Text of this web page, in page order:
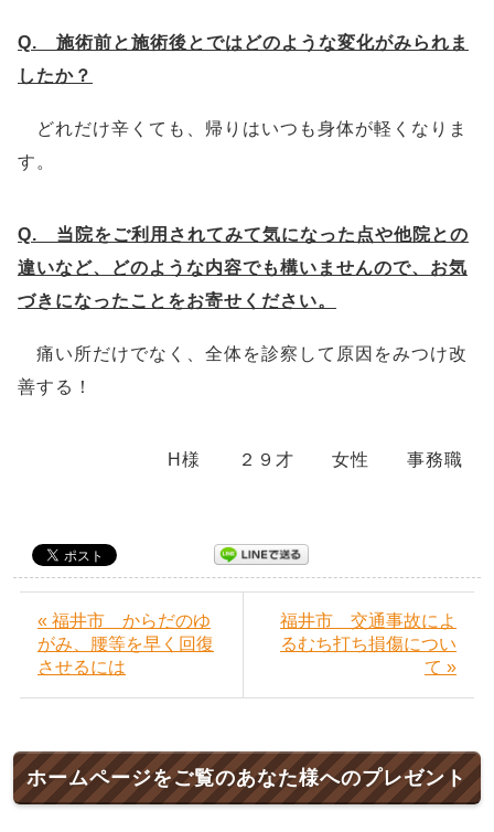
Q. 施術前と施術後とではどのような変化がみられま
したか？
どれだけ辛くても、帰りはいつも身体が軽くなりま
す。
Q. 当院をご利用されてみて気になった点や他院との
違いなど、どのような内容でも構いませんので、お気
づきになったことをお寄せください。
痛い所だけでなく、全体を診察して原因をみつけ改
善する！
H様 ２９才 女性 事務職
« 福井市 からだのゆ
がみ、腰等を早く回復
させるには
福井市 交通事故によ
るむち打ち損傷につい
て »
ホームページをご覧のあなた様へのプレゼント